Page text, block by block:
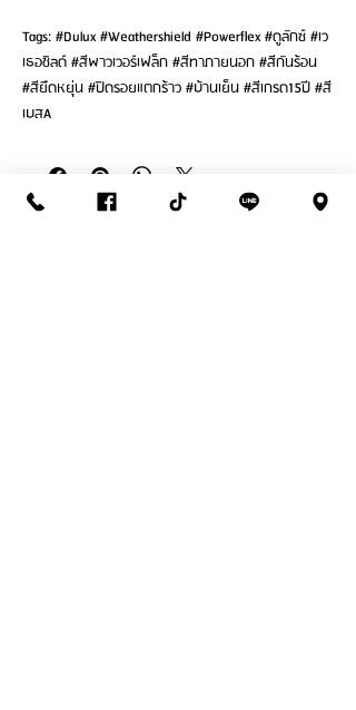
Tags: #Dulux #Weathershield #Powerflex #ดูลักซ์ #เว
เธอชิลด์ #สีพาวเวอร์เฟล็ก #สีทาภายนอก #สีกันร้อน
#สียืดหยุ่น #ปิดรอยแตกร้าว #บ้านเย็น #สีเกรด15ปี #สี
เบสA